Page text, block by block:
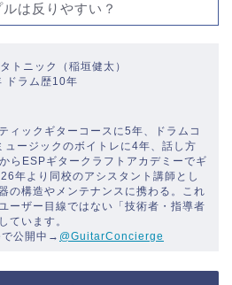
は反りやすい？
トニック（稲垣健太）
ドラム歴10年
ィックギターコースに5年、ドラムコ
ュージックのボイトレに4年、話し方
らESPギタークラフトアカデミーでギ
年より同校のアシスタント講師とし
の構造やメンテナンスに携わる。これ
ーザー目線ではない「技術者・指導者
ています。
で公開中→ @GuitarConcierge